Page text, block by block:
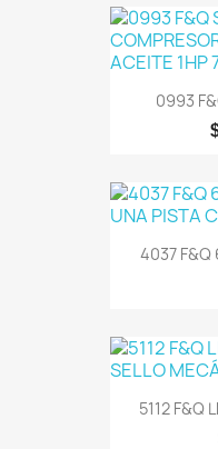
0993
4037 F&Q
5112 F&Q